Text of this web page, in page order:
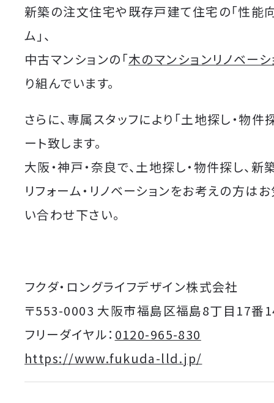
新築の注文住宅や既存戸建て住宅の「性能
ム」、
中古マンションの「木のマンションリノベーシ
り組んでいます。
さらに、専属スタッフにより「土地探し・物件
ート致します。
大阪・神戸・奈良で、土地探し・物件探し、新
リフォーム・リノベーションをお考えの方は
い合わせ下さい。
フクダ・ロングライフデザイン株式会社
〒553-0003 大阪市福島区福島8丁目17番
フリーダイヤル： 0120-965-830
https://www.fukuda-lld.jp/